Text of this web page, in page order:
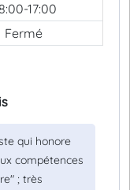
17:00
Fermé
qui honore
compétences
; très